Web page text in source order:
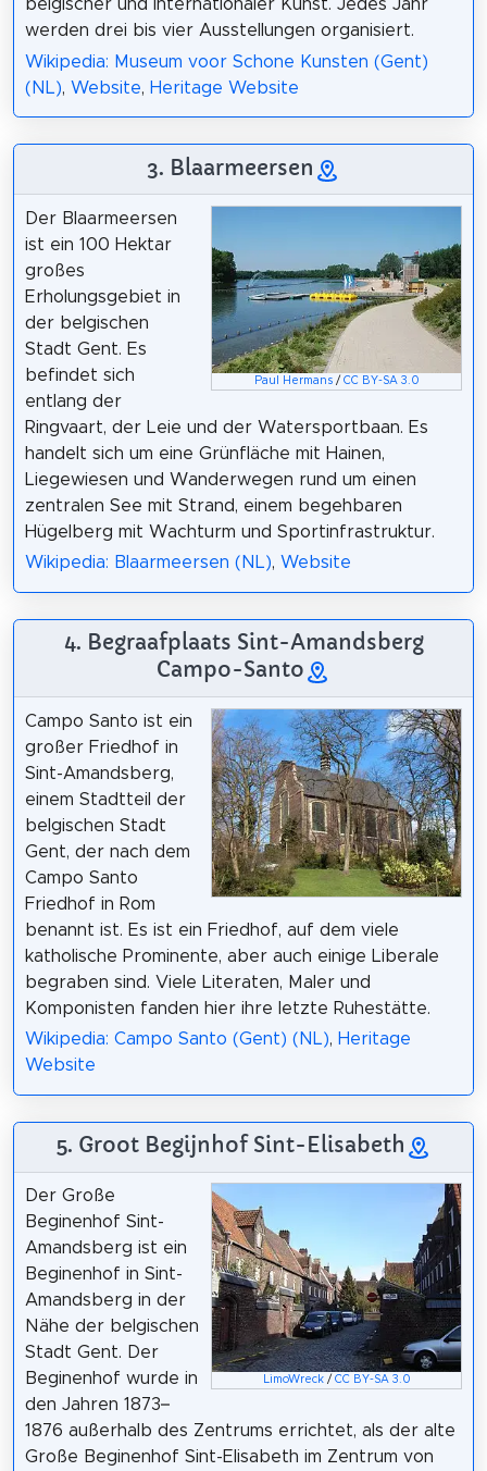
belgischer und internationaler Kunst. Jedes Jahr
werden drei bis vier Ausstellungen organisiert.
Wikipedia: Museum voor Schone Kunsten (Gent)
(NL), Website, Heritage Website
3. Blaarmeersen
Paul Hermans/ CC BY-SA 3.0
Der Blaarmeersen
ist ein 100 Hektar
großes
Erholungsgebiet in
der belgischen
Stadt Gent. Es
befindet sich
entlang der
Ringvaart, der Leie und der Watersportbaan. Es
handelt sich um eine Grünfläche mit Hainen,
Liegewiesen und Wanderwegen rund um einen
zentralen See mit Strand, einem begehbaren
Hügelberg mit Wachturm und Sportinfrastruktur.
Wikipedia: Blaarmeersen (NL), Website
4. Begraafplaats Sint-Amandsberg
Campo-Santo
Campo Santo ist ein
großer Friedhof in
Sint-Amandsberg,
einem Stadtteil der
belgischen Stadt
Gent, der nach dem
Campo Santo
Friedhof in Rom
benannt ist. Es ist ein Friedhof, auf dem viele
katholische Prominente, aber auch einige Liberale
begraben sind. Viele Literaten, Maler und
Komponisten fanden hier ihre letzte Ruhestätte.
Wikipedia: Campo Santo (Gent) (NL), Heritage
Website
5. Groot Begijnhof Sint-Elisabeth
LimoWreck/ CC BY-SA 3.0
Der Große
Beginenhof Sint-
Amandsberg ist ein
Beginenhof in Sint-
Amandsberg in der
Nähe der belgischen
Stadt Gent. Der
Beginenhof wurde in
den Jahren 1873–
1876 außerhalb des Zentrums errichtet, als der alte
Große Beginenhof Sint-Elisabeth im Zentrum von